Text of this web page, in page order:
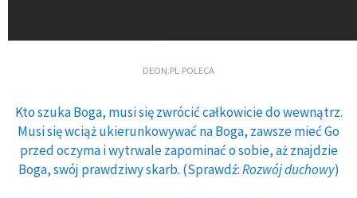
DEON.PL POLECA
Kto szuka Boga, musi się zwrócić całkowicie do wewnątrz.
Musi się wciąż ukierunkowywać na Boga, zawsze mieć Go
przed oczyma i wytrwale zapominać o sobie, aż znajdzie
Boga, swój prawdziwy skarb. (Sprawdź:Rozwój duchowy)